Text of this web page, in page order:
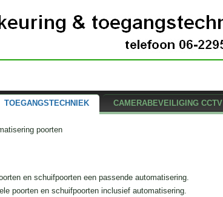
TOEGANGSTECHNIEK CAMERABEVEILIGING CCTV
poorten
en schuifpoorten een passende automatisering.
poorten en schuifpoorten inclusief automatisering.